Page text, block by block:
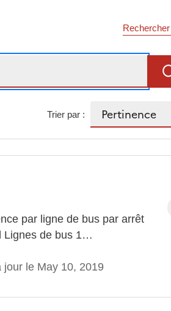
Trier par :
par ligne de bus par arrêt
Lignes de bus 1…
jour le May 10, 2019